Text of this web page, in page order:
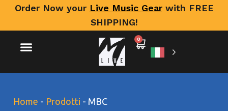
Order Now your Live Music Gearwith FREE
SHIPPING!
0
Home - Prodotti - MBC